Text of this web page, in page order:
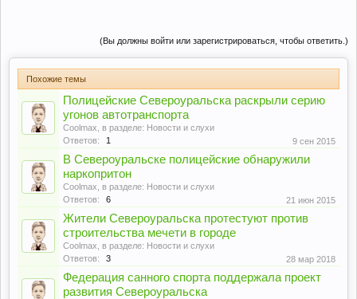
(Вы должны войти или зарегистрироваться, чтобы ответить.)
Похожие темы
Полицейские Североуральска раскрыли серию
угонов автотранспорта
Coolmax , в разделе: Новости и слухи
Ответов:
1 9 сен 2015
В Североуральске полицейские обнаружили
наркопритон
Coolmax , в разделе: Новости и слухи
Ответов:
6 21 июн 2015
Жители Североуральска протестуют против
строительства мечети в городе
Coolmax , в разделе: Новости и слухи
Ответов:
3 28 мар 2018
Федерация санного спорта поддержала проект
развития Североуральска